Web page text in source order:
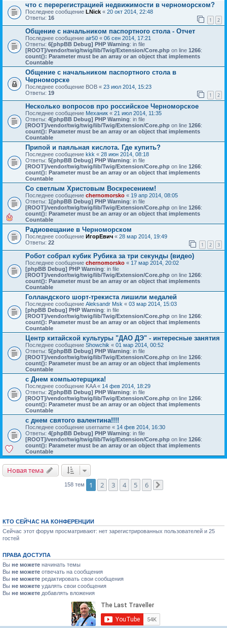
что с перерегистрацией недвижимости в черноморском?
Последнее сообщение LNick « 20 окт 2014, 22:48
Ответы: 16 1 2
Общение с начальником паспортного стола - Отчет
Последнее сообщение air50 « 06 сен 2014, 17:21
Ответы: 6[phpBB Debug] PHP Warning: in file
[ROOT]/vendor/twig/twig/lib/Twig/Extension/Core.php on line 1266:
count(): Parameter must be an array or an object that implements
Countable
Общение с начальником паспортного стола в
Черноморске
Последнее сообщение ВОВ « 23 июл 2014, 15:23
Ответы: 19 1 2
Несколько вопросов про российское Черноморское
Последнее сообщение Механик « 21 июл 2014, 11:35
Ответы: 4[phpBB Debug] PHP Warning: in file
[ROOT]/vendor/twig/twig/lib/Twig/Extension/Core.php on line 1266:
count(): Parameter must be an array or an object that implements
Countable
Припой и паяльная кислота. Где купить?
Последнее сообщение kkk « 28 июн 2014, 08:18
Ответы: 5[phpBB Debug] PHP Warning: in file
[ROOT]/vendor/twig/twig/lib/Twig/Extension/Core.php on line 1266:
count(): Parameter must be an array or an object that implements
Countable
Со светлым Христовым Воскресением!
Последнее сообщение chernomorsko « 19 апр 2014, 08:05
Ответы: 1[phpBB Debug] PHP Warning: in file
[ROOT]/vendor/twig/twig/lib/Twig/Extension/Core.php on line 1266:
count(): Parameter must be an array or an object that implements
Countable
Радиовещание в Черноморском
Последнее сообщение ИгорЕвич « 28 мар 2014, 19:49
Ответы: 22 1 2 3
Робот собрал кубик Рубика за три секунды (видео)
Последнее сообщение chernomorsko « 17 мар 2014, 20:02
[phpBB Debug] PHP Warning: in file
[ROOT]/vendor/twig/twig/lib/Twig/Extension/Core.php on line 1266:
count(): Parameter must be an array or an object that implements
Countable
Голландского шорт-трекиста лишили медалей
Последнее сообщение Aleksandr Msk « 03 мар 2014, 15:03
[phpBB Debug] PHP Warning: in file
[ROOT]/vendor/twig/twig/lib/Twig/Extension/Core.php on line 1266:
count(): Parameter must be an array or an object that implements
Countable
Центр китайской культуры "ДАО ДЭ" - интересные занятия
Последнее сообщение Showchik « 01 мар 2014, 00:52
Ответы: 5[phpBB Debug] PHP Warning: in file
[ROOT]/vendor/twig/twig/lib/Twig/Extension/Core.php on line 1266:
count(): Parameter must be an array or an object that implements
Countable
с Днем компьютерщика!
Последнее сообщение KAA« 14 фев 2014, 18:29
Ответы: 2[phpBB Debug] PHP Warning: in file
[ROOT]/vendor/twig/twig/lib/Twig/Extension/Core.php on line 1266:
count(): Parameter must be an array or an object that implements
Countable
с днем святого валентина!!!!
Последнее сообщение username « 14 фев 2014, 16:30
Ответы: 4[phpBB Debug] PHP Warning: in file
[ROOT]/vendor/twig/twig/lib/Twig/Extension/Core.php on line 1266:
count(): Parameter must be an array or an object that implements
Countable
Новая тема
158 тем 1 2 3 4 5 6
КТО СЕЙЧАС НА КОНФЕРЕНЦИИ
Сейчас этот форум просматривают: нет зарегистрированных пользователей и 25
гостей
ПРАВА ДОСТУПА
Вы не можете начинать темы
Вы не можете отвечать на сообщения
Вы не можете редактировать свои сообщения
Вы не можете удалять свои сообщения
Вы не можете добавлять вложения